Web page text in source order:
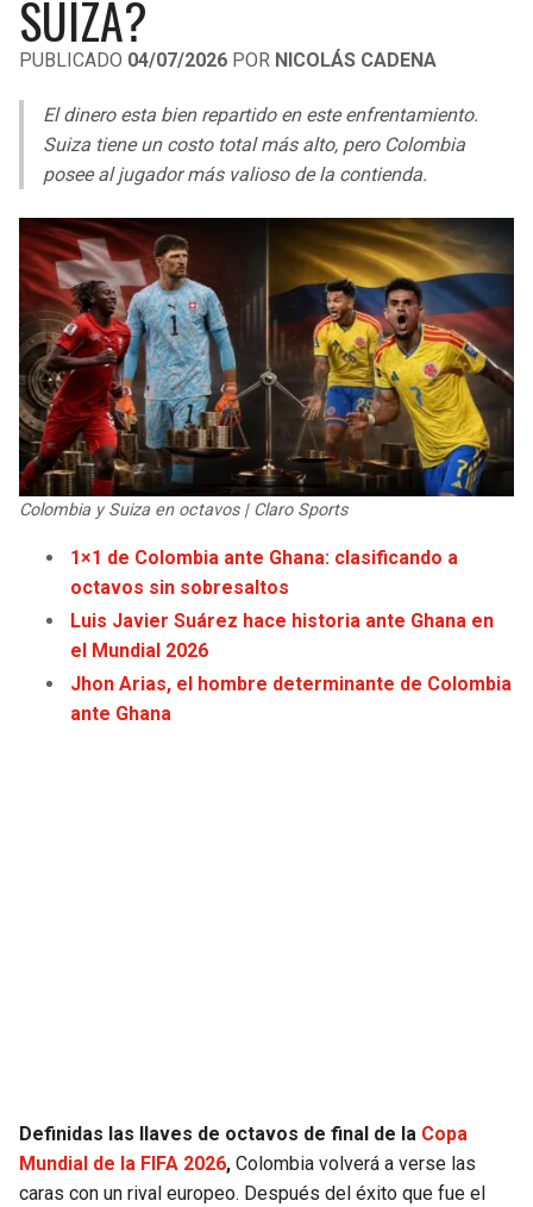
LIGA DE EXPANSIÓN MX
LEAGUES CUP
UEFA EUROPA LEAGUE
UEFA CONFERENCE LEAGUE
MLS
COPA LIBERTADORES
COPA SUDAMERICANA
LIGA BETPLAY
OTRAS LIGAS
RAIDERS
CHARGERS
RAVENS
BENGALS
BROWNS
STEELERS
TEXANS
COLTS
JAGUARS
TITANS
COWBOYS
BEARS
CAVALIERS
PISTONS
PACERS
BUCKS
HAWKS
HORNETS
HEAT
MAGIC
WIZARDS
WARRIORS
CLIPPERS
SPURS
SUIZA?
PUBLICADO 04/07/2026 POR NICOLÁS CADENA
El dinero esta bien repartido en este enfrentamiento.
Suiza tiene un costo total más alto, pero Colombia
posee al jugador más valioso de la contienda.
Colombia y Suiza en octavos | Claro Sports
1×1 de Colombia ante Ghana: clasificando a
octavos sin sobresaltos
Luis Javier Suárez hace historia ante Ghana en
el Mundial 2026
Jhon Arias, el hombre determinante de Colombia
ante Ghana
Definidas las llaves de octavos de final de la Copa
Mundial de la FIFA 2026, Colombia volverá a verse las
caras con un rival europeo. Después del éxito que fue el